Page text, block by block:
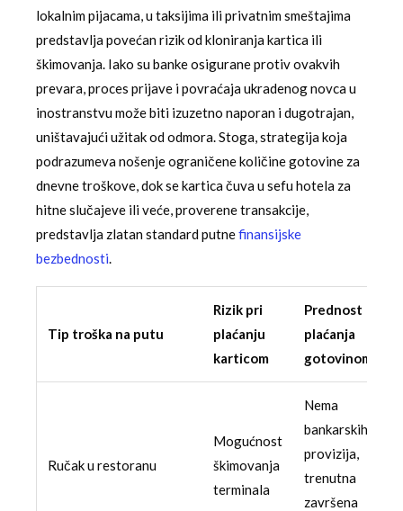
lokalnim pijacama, u taksijima ili privatnim smeštajima
predstavlja povećan rizik od kloniranja kartica ili
škimovanja. Iako su banke osigurane protiv ovakvih
prevara, proces prijave i povraćaja ukradenog novca u
inostranstvu može biti izuzetno naporan i dugotrajan,
uništavajući užitak od odmora. Stoga, strategija koja
podrazumeva nošenje ograničene količine gotovine za
dnevne troškove, dok se kartica čuva u sefu hotela za
hitne slučajeve ili veće, proverene transakcije,
predstavlja zlatan standard putnefinansijske
bezbednosti.
Tip troška na putu
Rizik pri
plaćanju
karticom
Prednost
plaćanja
gotovinom
Ručak u restoranu
Mogućnost
škimovanja
terminala
Nema
bankarskih
provizija,
trenutna
završena